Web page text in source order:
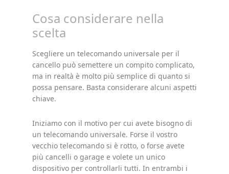
Cosa considerare nella
scelta
Scegliere un telecomando universale per il
cancello può semettere un compito complicato,
ma in realtà è molto più semplice di quanto si
possa pensare. Basta considerare alcuni aspetti
chiave.
Iniziamo con il motivo per cui avete bisogno di
un telecomando universale. Forse il vostro
vecchio telecomando si è rotto, o forse avete
più cancelli o garage e volete un unico
dispositivo per controllarli tutti. In entrambi i